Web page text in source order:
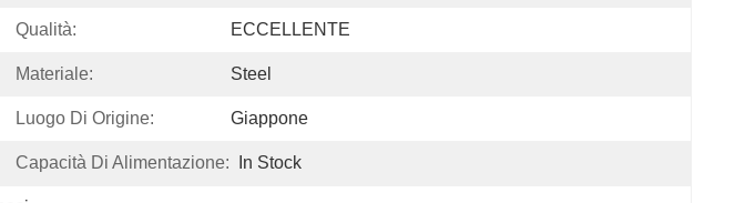
Qualità: ECCELLENTE
Materiale: Steel
Luogo Di Origine: Giappone
Capacità Di Alimentazione: In Stock